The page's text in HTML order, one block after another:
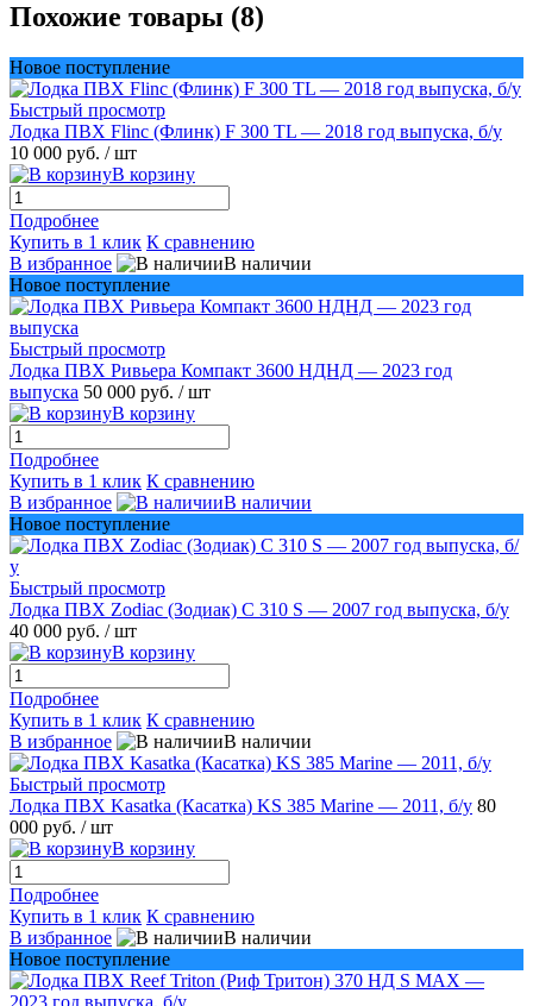
Похожие товары (8)
Новое поступление
Быстрый просмотр
Лодка ПВХ Flinc (Флинк) F 300 TL — 2018 год выпуска, б/у
10 000 руб. / шт
В корзину
Подробнее
Купить в 1 клик К сравнению
В избранное
В наличии
Новое поступление
Быстрый просмотр
Лодка ПВХ Ривьера Компакт 3600 НДНД — 2023 год
выпуска 50 000 руб. / шт
В корзину
Подробнее
Купить в 1 клик К сравнению
В избранное
В наличии
Новое поступление
Быстрый просмотр
Лодка ПВХ Zodiac (Зодиак) C 310 S — 2007 год выпуска, б/у
40 000 руб. / шт
В корзину
Подробнее
Купить в 1 клик К сравнению
В избранное
В наличии
Быстрый просмотр
Лодка ПВХ Kasatka (Касатка) KS 385 Marine — 2011, б/у 80
000 руб. / шт
В корзину
Подробнее
Купить в 1 клик К сравнению
В избранное
В наличии
Новое поступление